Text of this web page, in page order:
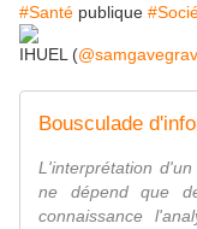
#Santé publique
IHUEL (
L'interprétation
ne dépend que
connaissance